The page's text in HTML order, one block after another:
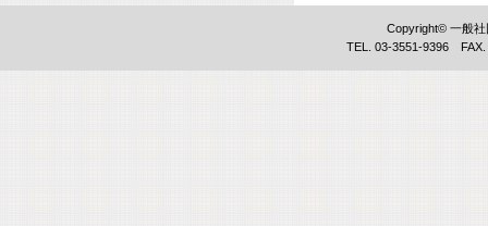
Copyright© 一般
TEL. 03-3551-9396